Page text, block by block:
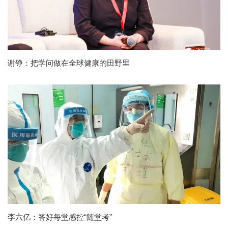
谢铮：把学问做在全球健康的田野里
李六亿：答好每堂感控“随堂考”